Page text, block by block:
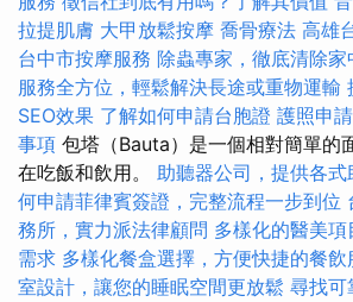
拉提肌膚 大甲放鬆按摩 喬骨療法 高雄
台中市按摩服務 除蟲專家，徹底清除
服務全方位，輕鬆解決長途或重物運輸
SEO效果 了解如何申請台胞證 護照申
事項 包塔（Bauta）是一個相對簡單的
在吃飯和飲用。 助聽器公司，提供各
何申請菲律賓簽證，完整流程一步到位
務所，實力派法律顧問 多樣化的醫美
需求 多樣化餐盒選擇，方便快捷的餐飲
室設計，讓您的睡眠空間更放鬆 尋找可